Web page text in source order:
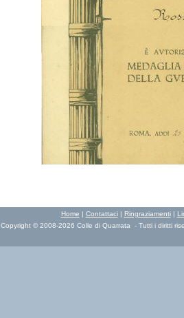
Home | Contattaci| Ringraziamenti|
Copyright © 2008-2026 Colle di Quarrata - Tutti i diritti